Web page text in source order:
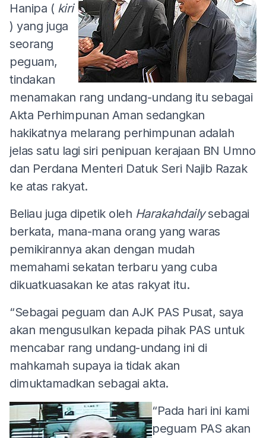
Hanipa ( kiri
) yang juga
seorang
peguam,
tindakan
menamakan rang undang-undang itu sebagai
Akta Perhimpunan Aman sedangkan
hakikatnya melarang perhimpunan adalah
jelas satu lagi siri penipuan kerajaan BN Umno
dan Perdana Menteri Datuk Seri Najib Razak
ke atas rakyat.
Beliau juga dipetik oleh Harakahdailysebagai
berkata, mana-mana orang yang waras
pemikirannya akan dengan mudah
memahami sekatan terbaru yang cuba
dikuatkuasakan ke atas rakyat itu.
“Sebagai peguam dan AJK PAS Pusat, saya
akan mengusulkan kepada pihak PAS untuk
mencabar rang undang-undang ini di
mahkamah supaya ia tidak akan
dimuktamadkan sebagai akta.
“Pada hari ini kami
peguam PAS akan